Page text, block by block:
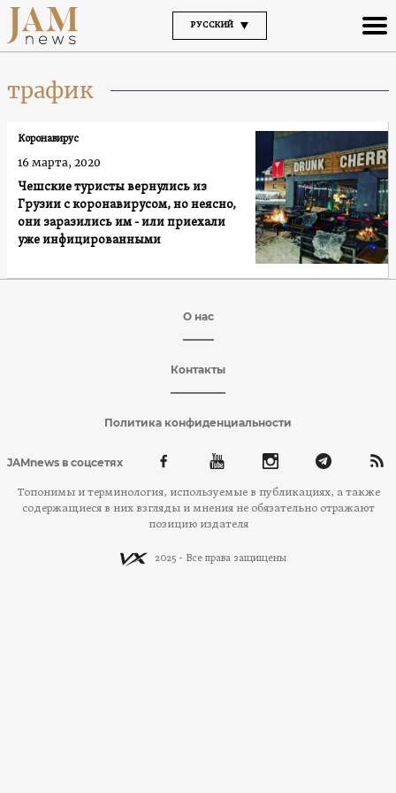
РУССКИЙ
трафик
Чешские туристы вернулись из
Грузии с коронавирусом, но неясно,
они заразились им - или приехали
уже инфицированными
Коронавирус
16 марта, 2020
О нас
Контакты
Политика конфиденциальности
JAMnews в соцсетях
Топонимы и терминология, используемые в публикациях, а также
содержащиеся в них взгляды и мнения не обязательно отражают
позицию издателя
2025 - Все права защищены